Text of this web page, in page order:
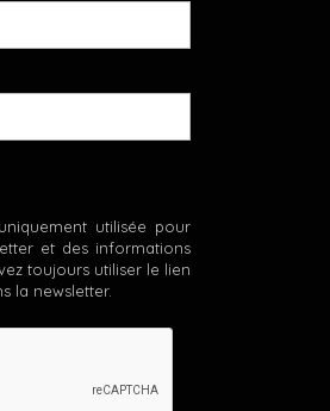
utilisée pour
et des informations
toujours utiliser le lien
la newsletter.